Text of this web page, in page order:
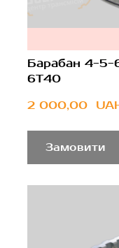
Барабан 4-5-
6T40
2 000,00
Замовити